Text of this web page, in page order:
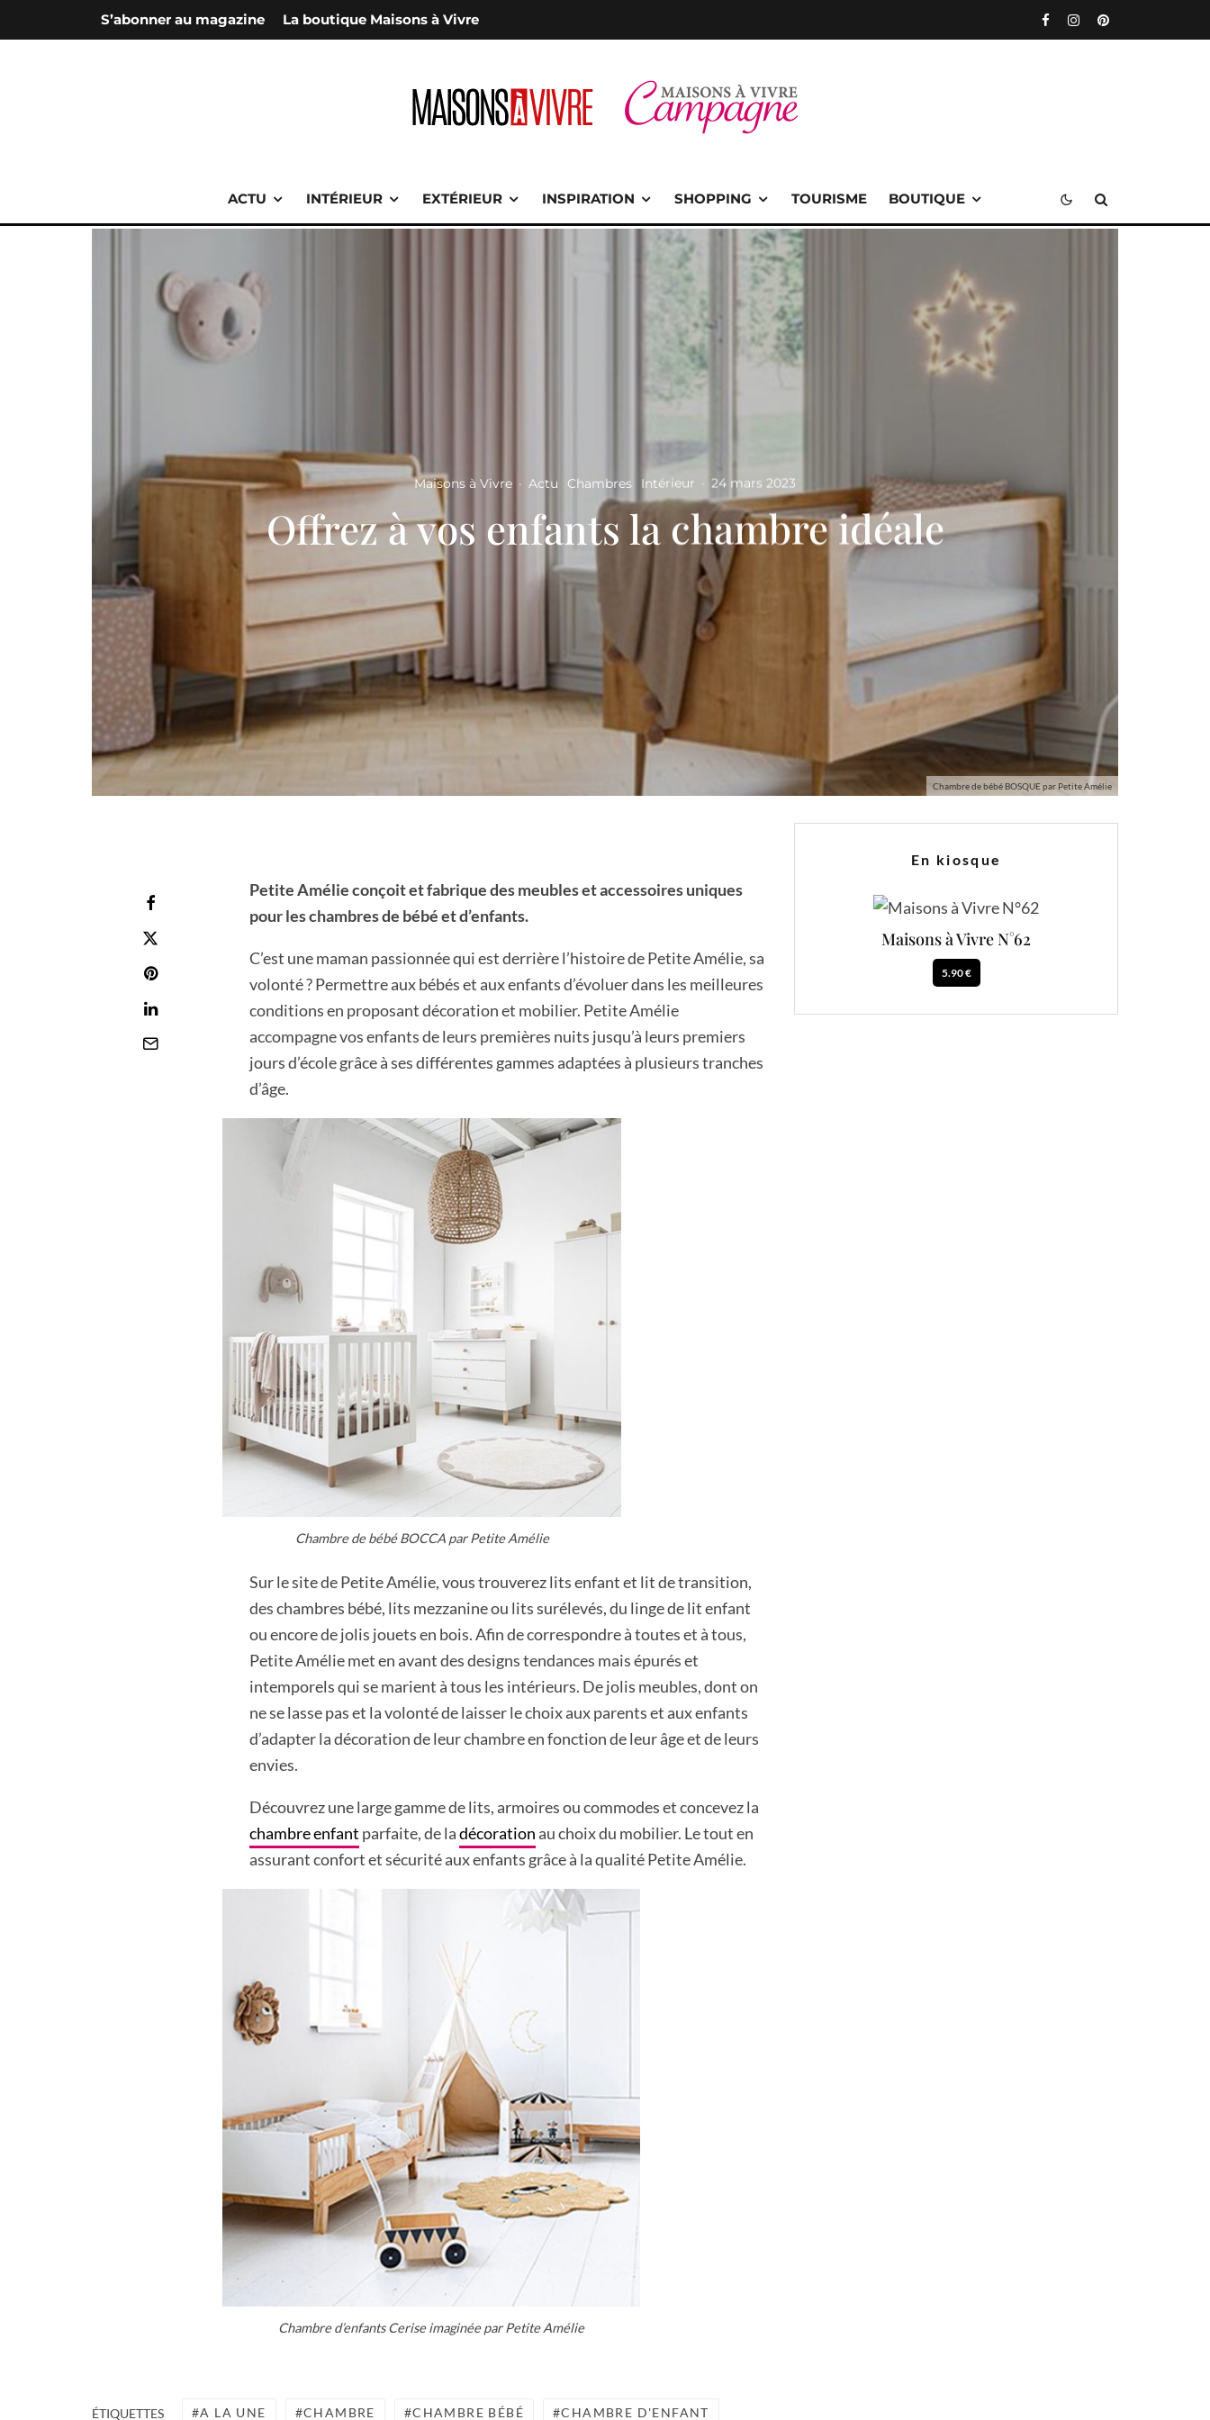
S’abonner au magazine La boutique Maisons à Vivre
ACTU INTÉRIEUR EXTÉRIEUR INSPIRATION SHOPPING TOURISME BOUTIQUE
Chambre de bébé BOSQUE par Petite Amélie
Maisons à Vivre · Actu Chambres Intérieur · 24 mars 2023
Offrez à vos enfants la chambre idéale
Petite Amélie conçoit et fabrique des meubles et accessoires uniques
pour les chambres de bébé et d’enfants.
C’est une maman passionnée qui est derrière l’histoire de Petite Amélie, sa
volonté ? Permettre aux bébés et aux enfants d’évoluer dans les meilleures
conditions en proposant décoration et mobilier. Petite Amélie
accompagne vos enfants de leurs premières nuits jusqu’à leurs premiers
jours d’école grâce à ses différentes gammes adaptées à plusieurs tranches
d’âge.
Chambre de bébé BOCCA par Petite Amélie
Sur le site de Petite Amélie, vous trouverez lits enfant et lit de transition,
des chambres bébé, lits mezzanine ou lits surélevés, du linge de lit enfant
ou encore de jolis jouets en bois. Afin de correspondre à toutes et à tous,
Petite Amélie met en avant des designs tendances mais épurés et
intemporels qui se marient à tous les intérieurs. De jolis meubles, dont on
ne se lasse pas et la volonté de laisser le choix aux parents et aux enfants
d’adapter la décoration de leur chambre en fonction de leur âge et de leurs
envies.
Découvrez une large gamme de lits, armoires ou commodes et concevez la
chambre enfant parfaite, de ladécoration au choix du mobilier. Le tout en
assurant confort et sécurité aux enfants grâce à la qualité Petite Amélie.
Chambre d’enfants Cerise imaginée par Petite Amélie
ÉTIQUETTES A LA UNE CHAMBRE CHAMBRE BÉBÉ CHAMBRE D'ENFANT
En kiosque
Maisons à Vivre N°62
5.90 €